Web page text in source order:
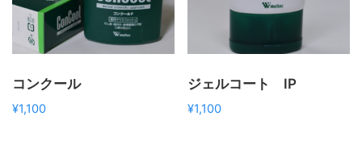
コンクール
¥1,100
ジェルコート IP
¥1,100